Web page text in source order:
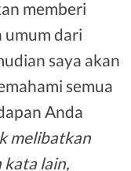
memberi
dari
saya akan
semua
Anda
melibatkan
kata lain,